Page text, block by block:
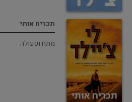
תכריח אותי
מתח ופעולה